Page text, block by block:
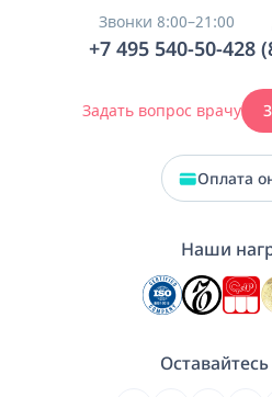
Звонки 8:00–21:00
+7 495 540-50-428
Задать вопрос врачу
Оплата
Наши